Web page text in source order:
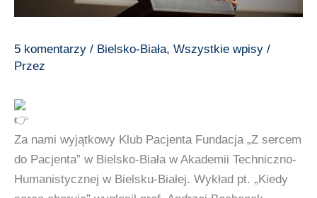
5 komentarzy / Bielsko-Biała, Wszystkie wpisy /
Przez
Za nami wyjątkowy Klub Pacjenta Fundacja „Z sercem
do Pacjenta” w Bielsko-Biała w Akademii Techniczno-
Humanistycznej w Bielsku-Białej. Wykład pt. „Kiedy